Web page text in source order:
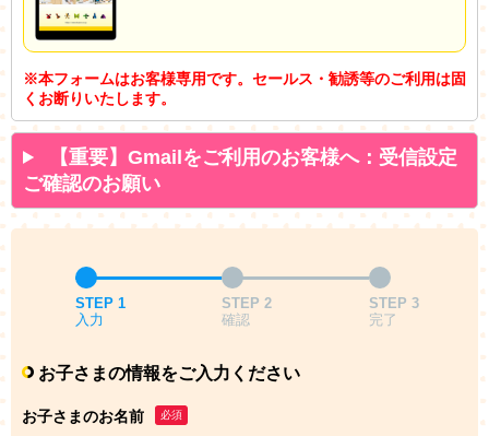
※本フォームはお客様専用です。セールス・勧誘等のご利用は固
くお断りいたします。
【重要】Gmailをご利用のお客様へ：受信設定
ご確認のお願い
STEP 1
入力
STEP 2
確認
STEP 3
完了
お子さまの情報をご入力ください
お子さまのお名前 必須